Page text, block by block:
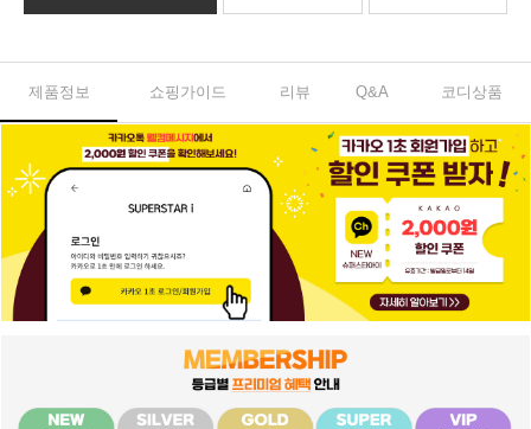
제품정보 쇼핑가이드 리뷰 Q&A 코디상품